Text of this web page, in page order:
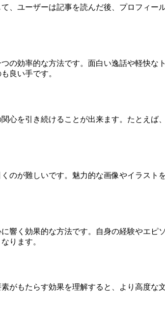
、ユーザーは記事を読んだ後、プロフィ
の効率的な方法です。面白い逸話や軽快
良い手です。
心を引き続けることが出来ます。たとえ
のが難しいです。魅力的な画像やイラス
響く効果的な方法です。自身の経験やエ
ります。
がもたらす効果を理解すると、より高度